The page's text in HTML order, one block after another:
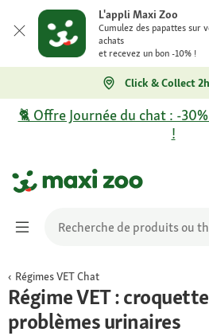
L'appli Maxi Zoo
Cumulez des papattes sur
achats
et recevez un bon -10% !
Click & Collect
🐈 Offre Journée du chat : -
!
Régimes VET Chat
Régime VET :
problèmes urinaires